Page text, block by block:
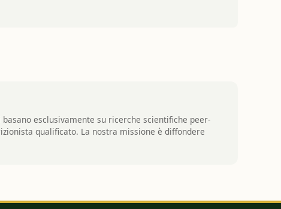
esclusivamente su ricerche scientifiche peer-
qualificato. La nostra missione è diffondere